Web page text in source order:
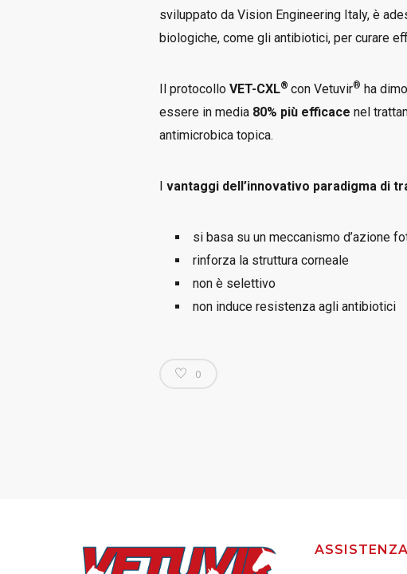
sviluppato da Vision Engineering Italy, è
biologiche, come gli antibiotici, per curare
Il protocollo VET-CXL® con Vetuvir® ha
essere in media 80% più efficace nel
antimicrobica topica.
I vantaggi dell’innovativo paradigma di
si basa su un meccanismo d’azione
rinforza la struttura corneale
non è selettivo
non induce resistenza agli antibiotici
0
ASSISTENZA